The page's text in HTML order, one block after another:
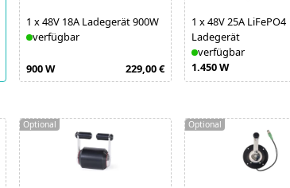
1 x48V 18A Ladegerät 900W
verfügbar
900 W 229,00 €
1 x48V 25A LiFePO4
Ladegerät
verfügbar
1.450 W
Optional Optional